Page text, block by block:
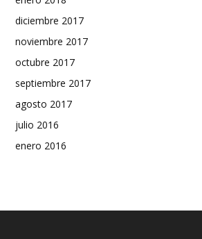
diciembre 2017
noviembre 2017
octubre 2017
septiembre 2017
agosto 2017
julio 2016
enero 2016